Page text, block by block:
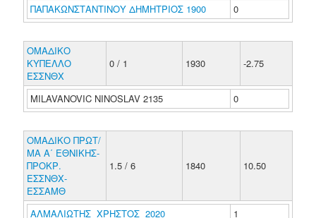
ΠΑΠΑΚΩΝΣΤΑΝΤΙΝΟΥ ΔΗΜΗΤΡΙΟΣ 1900
0
ΟΜΑΔΙΚΟ
ΚΥΠΕΛΛΟ
ΕΣΣΝΘΧ
0 / 1 1930 -2.75
MILAVANOVIC NINOSLAV 2135 0
ΟΜΑΔΙΚΟ ΠΡΩΤ/
ΜΑ Α΄ ΕΘΝΙΚΗΣ-
ΠΡΟΚΡ.
ΕΣΣΝΘΧ-
ΕΣΣΑΜΘ
1.5 / 6 1840 10.50
ΑΛΜΑΛΙΩΤΗΣ ΧΡΗΣΤΟΣ 2020 1